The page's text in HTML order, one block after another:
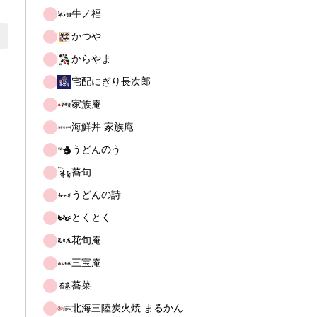
牛ノ福
かつや
からやま
宅配にぎり長次郎
家族庵
海鮮丼 家族庵
うどんのう
蕎旬
うどんの詩
とくとく
花旬庵
三宝庵
蕎菜
北海三陸炭火焼 まるかん